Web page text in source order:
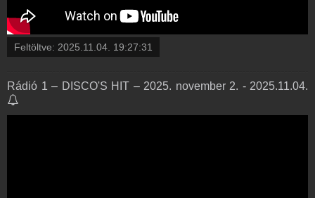
Feltöltve: 2025.11.04. 19:27:31
Rádió 1 – DISCO'S HIT – 2025. november 2. - 2025.11.04.